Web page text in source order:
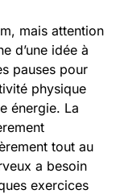
mais attention
d’une idée à
pauses pour
physique
énergie. La
tout au
a besoin
exercices